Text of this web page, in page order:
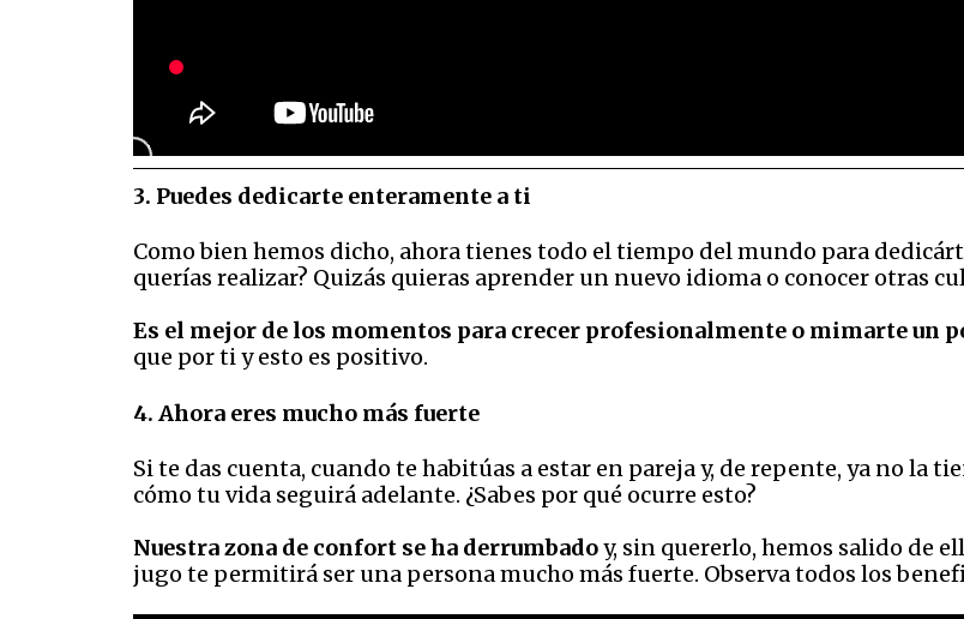
3. Puedes dedicarte enteramente a ti
Como bien hemos dicho, ahora tienes todo el tiempo del mundo para
querías realizar? Quizás quieras aprender un nuevo idioma o conocer otras
Es el mejor de los momentos para crecer profesionalmente o mimarte un
que por ti y esto es positivo.
4. Ahora eres mucho más fuerte
Si te das cuenta, cuando te habitúas a estar en pareja y, de repente, ya no la
cómo tu vida seguirá adelante. ¿Sabes por qué ocurre esto?
Nuestra zona de confort se ha derrumbadoy, sin quererlo, hemos salido de
jugo te permitirá ser una persona mucho más fuerte. Observa todos los